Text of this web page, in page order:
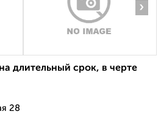
›
длительный срок, в черте
28